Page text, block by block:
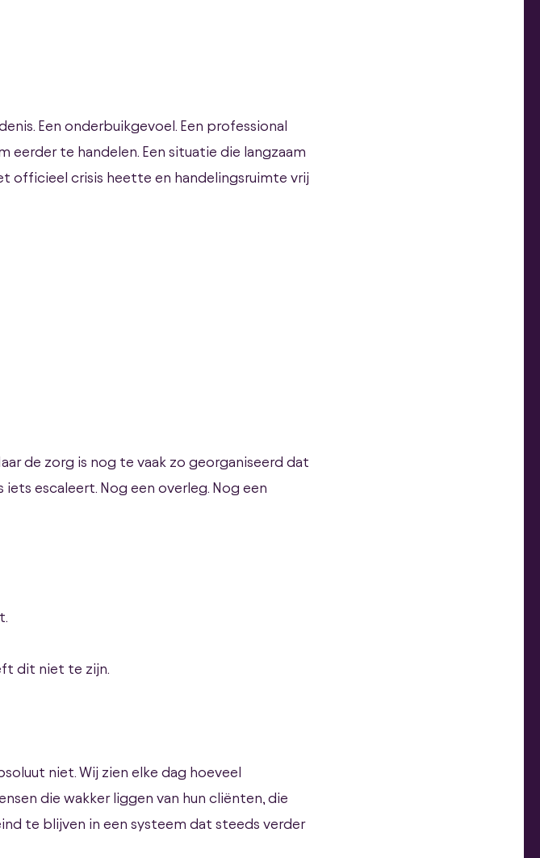
Een onderbuikgevoel. Een professional
eerder te handelen. Een situatie die langzaam
crisis heette en handelingsruimte vrij
de zorg is nog te vaak zo georganiseerd dat
escaleert. Nog een overleg. Nog een
dit niet te zijn.
niet. Wij zien elke dag hoeveel
die wakker liggen van hun cliënten, die
te blijven in een systeem dat steeds verder